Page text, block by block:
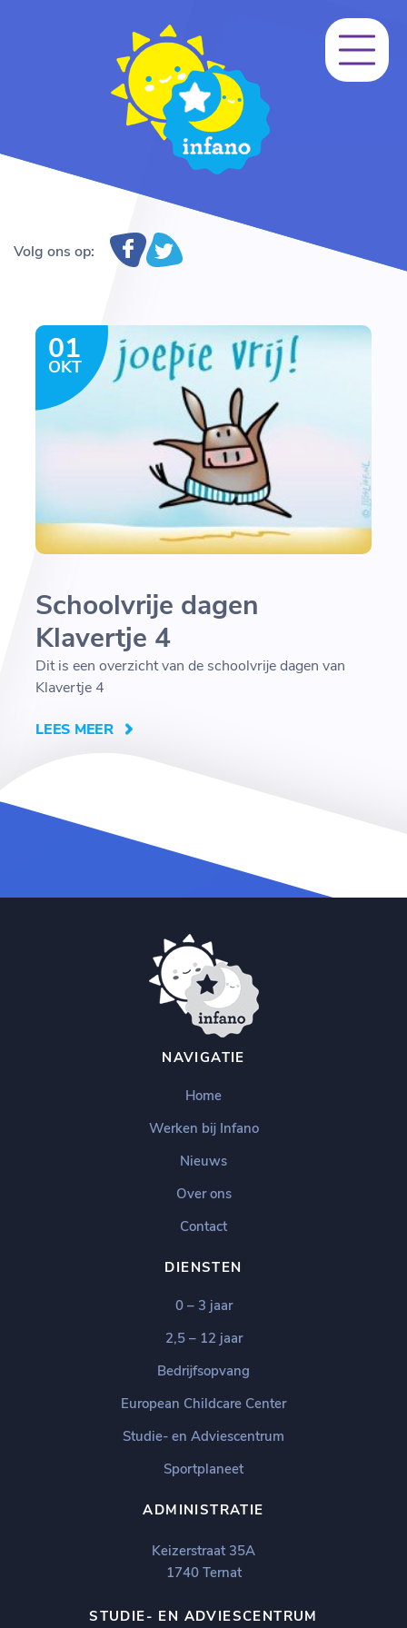
Volg ons op:
01
OKT
Schoolvrije dagen
Klavertje 4
Dit is een overzicht van de schoolvrije dagen van
Klavertje 4
LEES MEER
NAVIGATIE
Home
Werken bij Infano
Nieuws
Over ons
Contact
DIENSTEN
0 – 3 jaar
2,5 – 12 jaar
Bedrijfsopvang
European Childcare Center
Studie- en Adviescentrum
Sportplaneet
ADMINISTRATIE
Keizerstraat 35A
1740 Ternat
STUDIE- EN ADVIESCENTRUM